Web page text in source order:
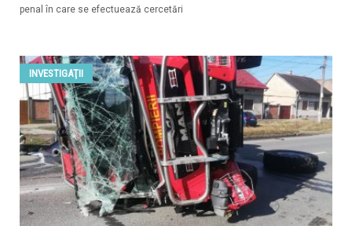
penal în care se efectuează cercetări
INVESTIGAŢII